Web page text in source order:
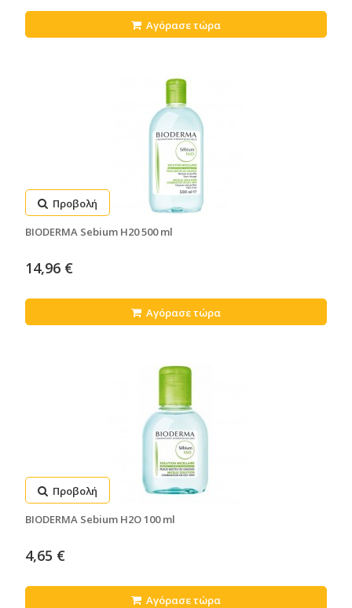
Αγόρασε τώρα
Προβολή
BIODERMA Sebium H20 500 ml
14,96 €
Αγόρασε τώρα
Προβολή
BIODERMA Sebium H2O 100 ml
4,65 €
Αγόρασε τώρα